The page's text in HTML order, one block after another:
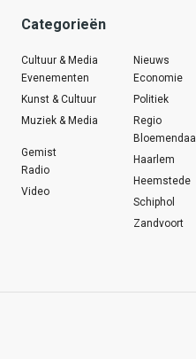
Categorieën
Cultuur & Media
Evenementen
Kunst & Cultuur
Muziek & Media
Gemist
Radio
Video
Nieuws
Economie
Politiek
Regio
Bloemendaal
Haarlem
Heemstede
Schiphol
Zandvoort